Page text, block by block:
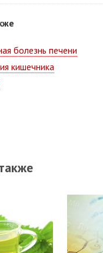
болезнь печени
кишечника